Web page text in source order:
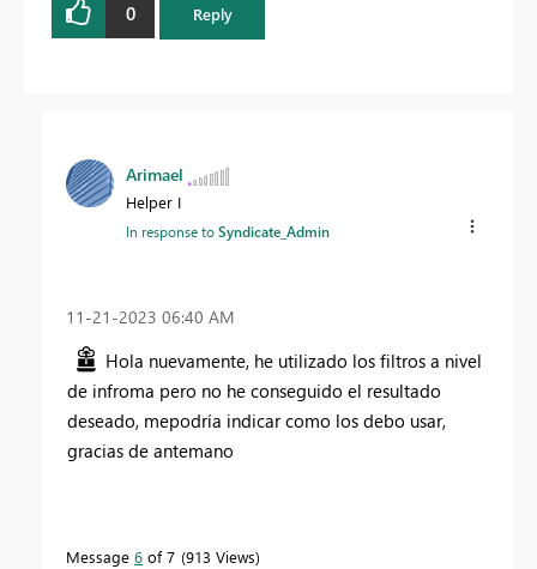
0 Reply
Arimael
Helper I
In response toSyndicate_Admin
‎11-21-2023 06:40 AM
Hola nuevamente, he utilizado los filtros a nivel
de infroma pero no he conseguido el resultado
deseado, mepodría indicar como los debo usar,
gracias de antemano
Message 6 of 7 913 Views